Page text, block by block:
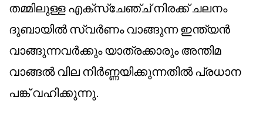
തമ്മിലുള്ള എക്സ്ചേഞ്ച് നിരക്ക് ചലനം
ദുബായിൽ സ്വർണം വാങ്ങുന്ന ഇന്ത്യൻ
വാങ്ങുന്നവർക്കും യാത്രക്കാരും അന്തിമ
വാങ്ങൽ വില നിർണ്ണയിക്കുന്നതിൽ പ്രധാന
പങ്ക് വഹിക്കുന്നു.